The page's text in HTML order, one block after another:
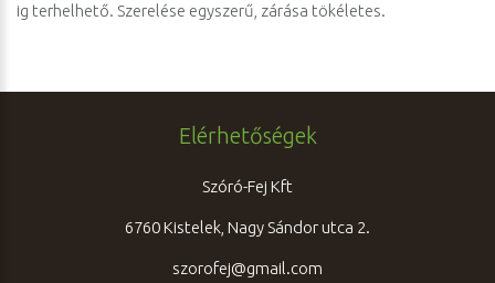
ig terhelhető. Szerelése egyszerű, zárása tökéletes.
Elérhetőségek
Szóró-Fej Kft
6760 Kistelek, Nagy Sándor utca 2.
szorofej@gmail.com